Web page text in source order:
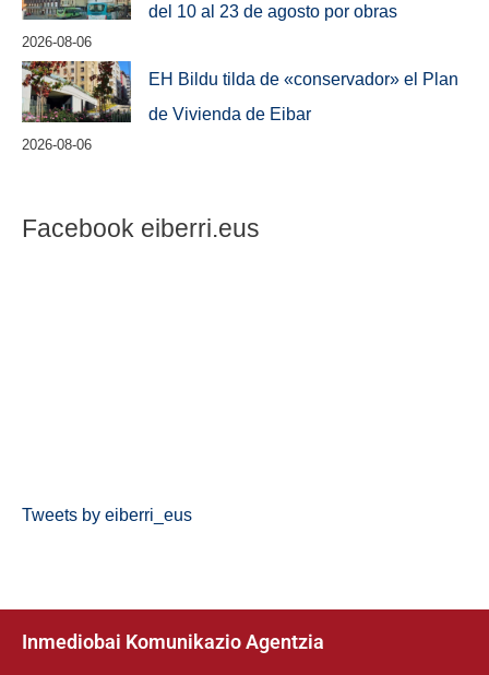
del 10 al 23 de agosto por obras
2026-08-06
EH Bildu tilda de «conservador» el Plan
de Vivienda de Eibar
2026-08-06
Facebook eiberri.eus
Tweets by eiberri_eus
Inmediobai Komunikazio Agentzia